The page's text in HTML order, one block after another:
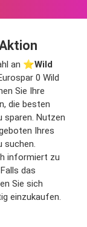
an ⭐️Wild
0 Wild
Sie Ihre
die besten
sparen. Nutzen
Ihres
suchen.
informiert zu
das
Sie sich
einzukaufen.